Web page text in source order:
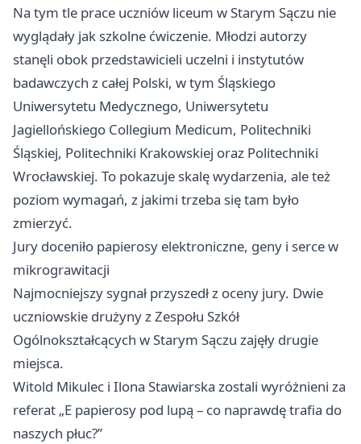
Na tym tle prace uczniów liceum w Starym Sączu nie
wyglądały jak szkolne ćwiczenie. Młodzi autorzy
stanęli obok przedstawicieli uczelni i instytutów
badawczych z całej Polski, w tym Śląskiego
Uniwersytetu Medycznego, Uniwersytetu
Jagiellońskiego Collegium Medicum, Politechniki
Śląskiej, Politechniki Krakowskiej oraz Politechniki
Wrocławskiej. To pokazuje skalę wydarzenia, ale też
poziom wymagań, z jakimi trzeba się tam było
zmierzyć.
Jury doceniło papierosy elektroniczne, geny i serce w
mikrograwitacji
Najmocniejszy sygnał przyszedł z oceny jury. Dwie
uczniowskie drużyny z Zespołu Szkół
Ogólnokształcących w Starym Sączu zajęły drugie
miejsca.
Witold Mikulec i Ilona Stawiarska zostali wyróżnieni za
referat „E papierosy pod lupą – co naprawdę trafia do
naszych płuc?”